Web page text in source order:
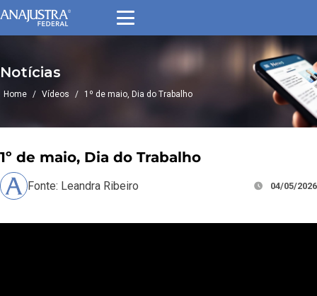
Notícias
Home / Vídeos / 1º de maio, Dia do Trabalho
1º de maio, Dia do Trabalho
Fonte: Leandra Ribeiro 04/05/2026